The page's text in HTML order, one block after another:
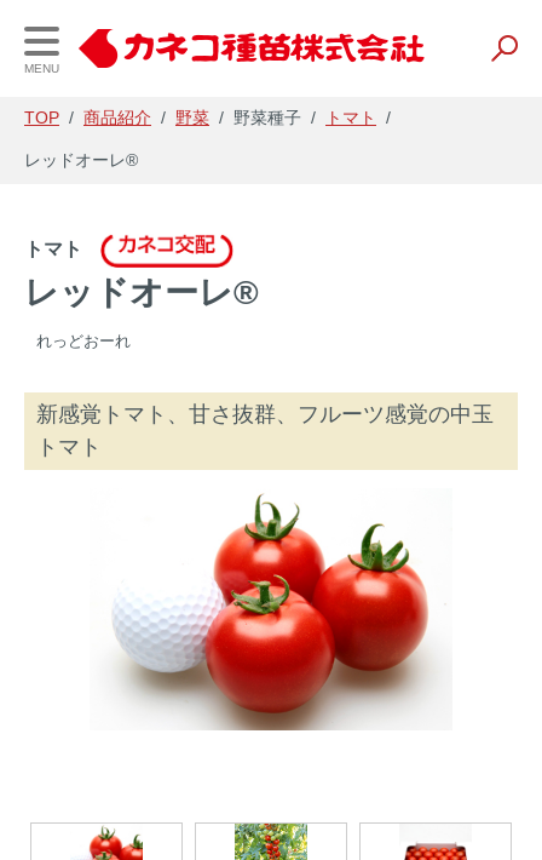
MENU
企業理念・会社概要
研究開発
農業資材
生産者向け
花の苗・種
経営理念と戦略
電子公告
TOP / 商品紹介 / 野菜 / 野菜種子 / トマト /
レッドオーレ®
トマト
レッドオーレ®
れっどおーれ
新感覚トマト、甘さ抜群、フルーツ感覚の中玉
トマト